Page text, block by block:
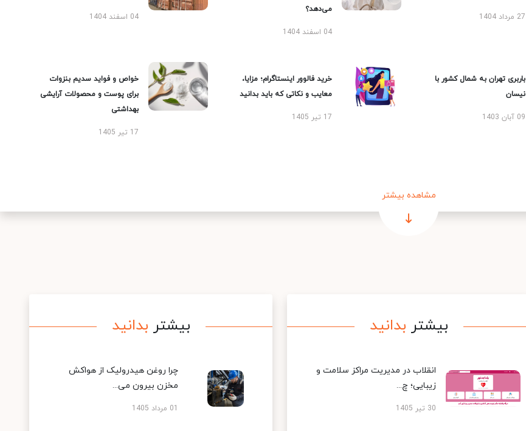
27 مرداد 1404
می‌دهد؟
04 اسفند 1404
04 اسفند 1404
باربری تهران به شمال کشور با
نیسان
09 آبان 1403
خرید فالوور اینستاگرام؛ مزایا،
معایب و نکاتی که باید بدانید
17 تیر 1405
خواص و فواید سدیم بنزوات
برای پوست و محصولات آرایشی
بهداشتی
17 تیر 1405
مشاهده بیشتر
بیشتر بدانید
انقلاب در مدیریت مراکز سلامت و
زیبایی؛ چ...
30 تیر 1405
بیشتر بدانید
چرا روغن هیدرولیک از هواکش
مخزن بیرون می...
01 مرداد 1405